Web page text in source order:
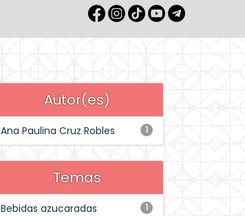
Autor(es)
1
Ana Paulina Cruz Robles
Temas
1
Bebidas azucaradas